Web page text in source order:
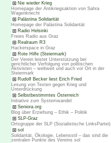
Nie wieder Krieg
Homepage der Antikriegsaktion von Sahra
Wagenknecht
Palästina Solidarität
Homepage der Palästina Solidarität
Radio Helsinki
Freies Radio aus Graz
Realraum R3
Hackerspace in Graz
Rote Hilfe (Steiermark)
Der Verein leistet Unterstützung bei
gerichtlicher Verfolgung von politischen
Aktivisten – weltweit und auch vor Ort in der
Steiermark
Rudolf Becker liest Erich Fried
Lesung von Texten gegen Krieg und
Unterdrückung
Selbstbestimmtes Österreich
Initiative zum Systemwandel
Seniora.org
Blog über Erziehung – Ethik – Politik
SLP-Graz
Ortsgruppe der SLP (Sozialistische LinksPartei)
sol
Solidarität, Ökologie, Lebensstil – das sind die
zentralen Punkte des Vereins sol